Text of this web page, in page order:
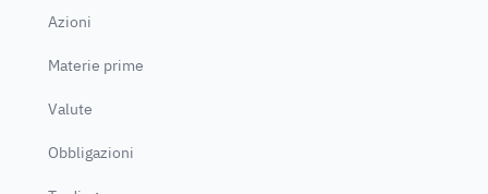
Azioni
Materie prime
Valute
Obbligazioni